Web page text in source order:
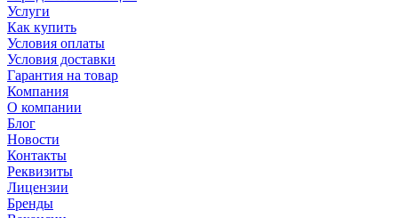
Услуги
Как купить
Условия оплаты
Условия доставки
Гарантия на товар
Компания
О компании
Блог
Новости
Контакты
Реквизиты
Лицензии
Бренды